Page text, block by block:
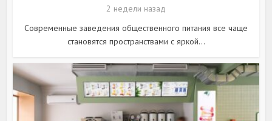
2 недели назад
Современные заведения общественного питания все чаще
становятся пространствами с яркой...